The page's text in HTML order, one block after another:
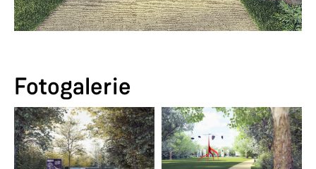
Fotogalerie